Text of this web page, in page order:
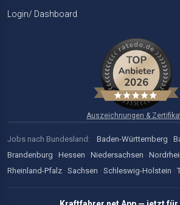
Login/ Dashboard
Auszeichnungen &
Jobs nach Bundesland: Baden-Württemberg ·
Brandenburg · Hessen · Niedersachsen ·
Rheinland-Pfalz · Sachsen · Schleswig-Holstein ·